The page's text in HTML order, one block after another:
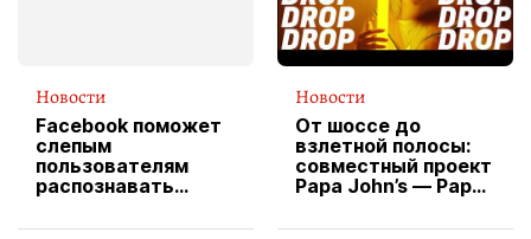
Новости
Facebook поможет
слепым
пользователям
распознавать
Новости
От шоссе до
взлетной полосы:
совместный проект
Papa John’s — Papa
вводит